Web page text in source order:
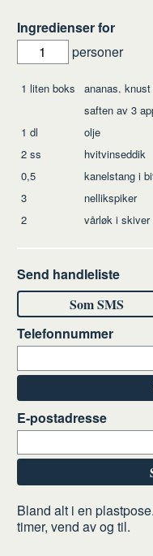
Ingredienser for
personer
Ingredienser
1 liten boks
ananas. knust
saften av 3
1 dl
olje
2ss
hvitvinseddik
0,5
kanelstang i
3
nellikspiker
2
vårløk i skiver
Send handleliste
Som SMS
Telefonnummer
E-postadresse
Slik
gjør
Bland alt i en
timer, vend av og til.